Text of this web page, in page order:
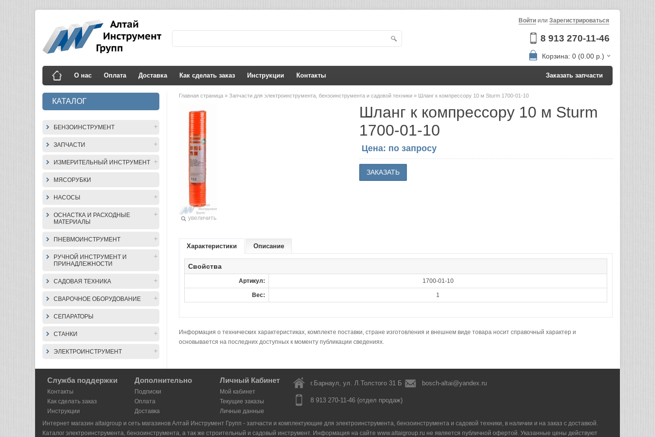
8 913 270-11-46
Войти или Зарегистрироваться
Корзина: 0 (0.00 р.)
О нас Оплата Доставка Как сделать заказ Инструкции Контакты Заказать запчасти
КАТАЛОГ
БЕНЗОИНСТРУМЕНТ
ЗАПЧАСТИ
ИЗМЕРИТЕЛЬНЫЙ ИНСТРУМЕНТ
МЯСОРУБКИ
НАСОСЫ
ОСНАСТКА И РАСХОДНЫЕ
МАТЕРИАЛЫ
ПНЕВМОИНСТРУМЕНТ
РУЧНОЙ ИНСТРУМЕНТ И
ПРИНАДЛЕЖНОСТИ
САДОВАЯ ТЕХНИКА
СВАРОЧНОЕ ОБОРУДОВАНИЕ
СЕПАРАТОРЫ
СТАНКИ
ЭЛЕКТРОИНСТРУМЕНТ
Главная страница » Запчасти для электроинструмента, бензоинструмента и садовой техники » Шланг к компрессору 10 м Sturm 1700-01-10
увеличить
Шланг к компрессору 10 м Sturm
1700-01-10
Цена: по запросу
Характеристики Описание
Свойства
Артикул: 1700-01-10
Вес: 1
Информация о технических характеристиках, комплекте поставки, стране изготовления и внешнем виде товара носит справочный характер и
основывается на последних доступных к моменту публикации сведениях.
Служба поддержки
Контакты
Как сделать заказ
Инструкции
Дополнительно
Подписки
Оплата
Доставка
Личный Кабинет
Мой кабинет
Текущие заказы
Личные данные
г.Барнаул, ул. Л.Толстого 31 Б bosch-altai@yandex.ru
8 913 270-11-46 (отдел продаж)
Интернет магазин altaigroup и сеть магазинов Алтай Инструмент Групп - запчасти и комплектующие для электроинструмента, бензоинструмента и садовой техники, в наличии и на заказ с доставкой.
Каталог электроинструмента, бензоинструмента, а так же строительный и садовый инструмент. Информация на сайте www.altaigroup.ru не является публичной офертой. Указанные цены действуют